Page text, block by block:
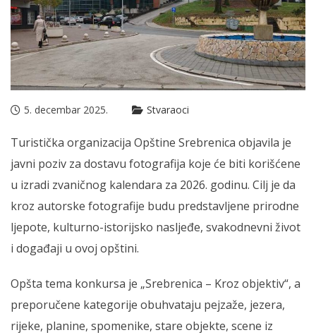
5. decembar 2025. Stvaraoci
Turistička organizacija Opštine Srebrenica objavila je
javni poziv za dostavu fotografija koje će biti korišćene
u izradi zvaničnog kalendara za 2026. godinu. Cilj je da
kroz autorske fotografije budu predstavljene prirodne
ljepote, kulturno-istorijsko nasljeđe, svakodnevni život
i događaji u ovoj opštini.
Opšta tema konkursa je „Srebrenica – Kroz objektiv“, a
preporučene kategorije obuhvataju pejzaže, jezera,
rijeke, planine, spomenike, stare objekte, scene iz